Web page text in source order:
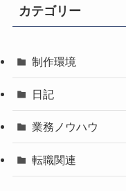
カテゴリー
制作環境
日記
業務ノウハウ
転職関連